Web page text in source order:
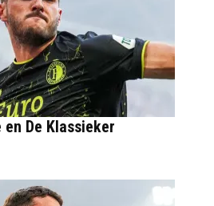
en De Klassieker